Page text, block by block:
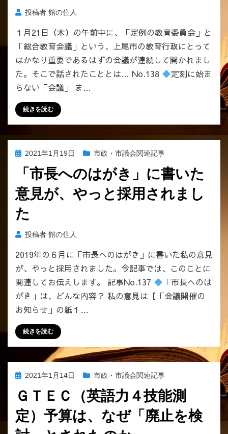
た
こ
と
（そ
投稿者 館の住人
１月21日（木）の午前中に、「定例の教育委員会」と
「総合教育会議」という、上尾市の教育行政にとって
はかなり重要であるはずの会議が連続して開かれまし
た。そこで話されたこととは… No.138
定刻に始ま
らない「会議」 ま…
続きを読む
投
日:
2021年1月19日 市政・市議会関連記事
「市長へのはがき」に書いた
意見が、やっと採用されまし
た
投稿者 館の住人
2019年の６月に「市長へのはがき」に書いた私の意見
が、やっと採用されました。今記事では、このことに
関連してお伝えします。 記事No.137
「市長へのは
がき」は、どんな内容？ 私の意見は【「会議開催の
お知らせ」の紙１…
続きを読む
投
日:
2021年1月14日 市政・市議会関連記事
ＧＴＥＣ（英語力４技能測
定）予算は、なぜ「廃止を検